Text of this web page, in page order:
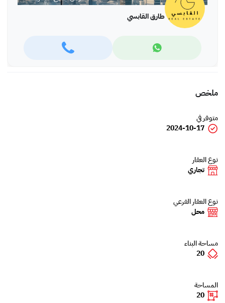
طارق القابسي
ملخص
متوفر في
2024-10-17
نوع العقار
تجاري
نوع العقار الفرعي
محل
مساحة البناء
20
المساحة
20